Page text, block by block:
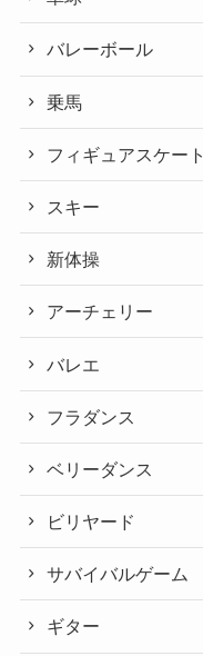
バレーボール
乗馬
フィギュアスケート
スキー
新体操
アーチェリー
バレエ
フラダンス
ベリーダンス
ビリヤード
サバイバルゲーム
ギター